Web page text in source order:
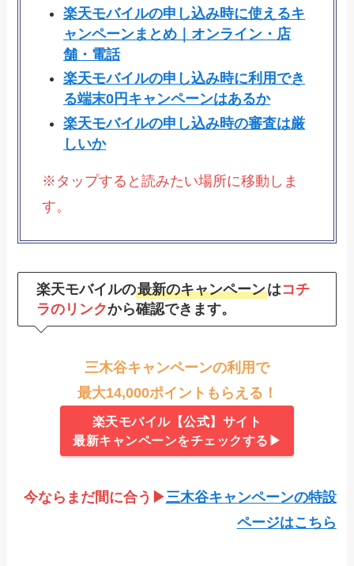
楽天モバイルの申し込み時に使えるキ
ャンペーンまとめ｜オンライン・店
舗・電話
楽天モバイルの申し込み時に利用でき
る端末0円キャンペーンはあるか
楽天モバイルの申し込み時の審査は厳
しいか
※タップすると読みたい場所に移動しま
す。
楽天モバイルの最新のキャンペーンはコチ
ラのリンクから確認できます。
三木谷キャンペーンの利用で
最大14,000ポイントもらえる！
楽天モバイル【公式】サイト
最新キャンペーンをチェックする▶
今ならまだ間に合う▶三木谷キャンペーンの特設
ページはこちら